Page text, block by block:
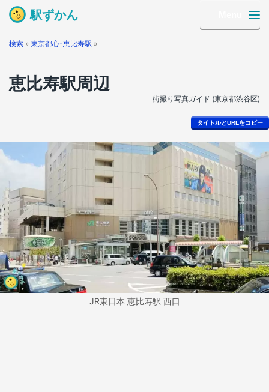
駅ずかん
検索 » 東京都心-恵比寿駅 »
恵比寿駅周辺
街撮り写真ガイド (東京都渋谷区)
タイトルとURLをコピー
JR東日本 恵比寿駅 西口